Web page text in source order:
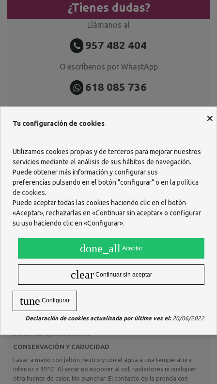
¿Tienes dudas?
Llámanos al
957 482 404
O escríbenos por WhastApp
618 085 736
Descripción
Para lesiones de muñeca y/o pulgar.
Características
Sistema doble de ajuste: en el pulgar y muñeca.
Dos férulas que estabilizan la posición del pulgar.
Confort para la piel, la prenda es transpirable y libera humedad.
Es válida para ambas manos.
Prevención:- Tras inmovilización en lesiones traumáticas.-
Prevención si se lesiona con facilidad del pulgar.Sujeción:-
Artropatía degenerativa.
COMPOSICIÓN
Tejido elástico: 18% elastómero; 72% poliamida.Sujeciones: 100%
poliamidaFlejes de aluminio
CONSERVACIÓN Y CADUCIDAD
Lavar a mano con jabón neutro y con el agua a una temperatura
inferior a 35ºC. Al secar no exponer al sol, radiadores ni cualquier
otra fuente de calor. No planchar. El contacto de la prenda con
×
Tu configuración de cookies
Utilizamos cookies propias y de terceros para mejorar nuestros
servicios mediante el análisis de sus hábitos de navegación.
Puede obtener más información y configurar sus
preferencias pulsando en el botón "configurar" o en la política
de cookies.
Puede aceptar todas las cookies haciendo clic en el botón
«Aceptar», rechazarlas en «Continuar sin aceptar» o configurar
su uso haciendo clic en «Configurar».
done_all Aceptar
clear Continuar sin aceptar
tune Configurar
Declaración de cookies actualizada por última vez el:20/06/2022